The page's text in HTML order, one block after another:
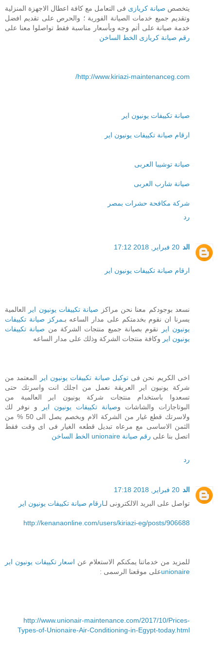
يتخصص صيانة كريازى فى التعامل مع كافة اعطال الاجهزة المنزلية
وتقديم جميع خدمات الصيانة الفورية ؛ والحرص على تقديم افضل
خدمة صيانة على أتم وجه وبأسعار مناسبة فقط تواصلوا معنا على
رقم صيانة كريازى الخط الساخن
http://www.kiriazi-maintenanceg.com/
صيانة تكييفات يونيون اير
ارقام صيانة تكييفات يونيون اير
صيانة توشيبا العربى
صيانة شارب العربى
شركة مكافحة حشرات بمصر
رد
الد 20 فبراير, 2018 17:12
ارقام صيانة تكييفات يونيون اير
نسعد بوجودكم معنا نحن مراكز صيانة تكييفات يونيون اير
العالمية
يسرنا ان نقوم بخدمتكم على مدار الساعه بـمركز صيانة تكييفات
يونيون اير
نقوم بصيانة جميع منتجات الشركة من صيانة تكييفات
يونيون اير وكافة منتجات الشركة وذلك على مدار الساعه
اخى الكريم نحن فىتوكيل صيانة تكييفات يونيون اير
المعتمد من
شركة يونيون اير العريقة نعمل من اجلك انت واسرتك حتى
تسعدوا باستخدام منتجات شركة يونيون اير العالمية من
البوتاجازات والشاشات وصيانة تكييفات يونيون اير
و نوفر لك
ولاسرتك قطع غيار من الشركة الام وبخصم يصل الى 50 % من
الثمن الاساسى مع مرعاه تبديل قطعه الغيار فى اى وقت فقط
اتصل بنا على رقم صيانة unionaire الخط الساخن
رد
الد 20 فبراير, 2018 17:18
تواصل على البريد الالكترونى لـارقام صيانة تكييفات يونيون اير
http://kenanaonline.com/users/kiriazi-eg/posts/906688
للمزيد من خدماتنا يمكنكم الاستعلام عن اسعار تكييفات يونيون اير
unionaireعلى موقعنا الرسمى :
http://www.unionair-maintenance.com/2017/10/Prices-
Types-of-Unionaire-Air-Conditioning-in-Egypt-today.html